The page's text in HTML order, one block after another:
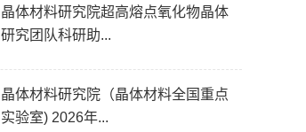
晶体材料研究院超高熔点氧化物晶体
研究团队科研助...
晶体材料研究院（晶体材料全国重点
实验室) 2026年...